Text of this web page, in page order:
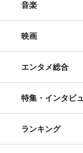
音楽
映画
エンタメ総合
特集・インタビ
ランキング